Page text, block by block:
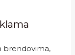
brendovima,